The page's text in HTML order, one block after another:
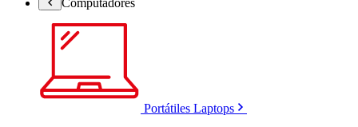
Portátiles Laptops